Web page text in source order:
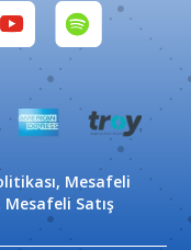
Mesafeli
Mesafeli Satış